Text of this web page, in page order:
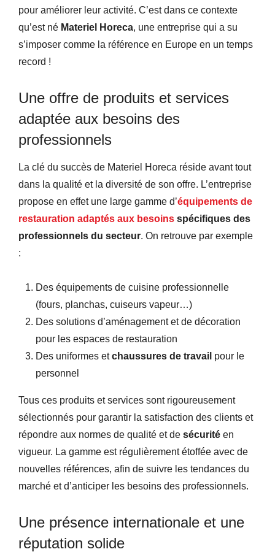
pour améliorer leur activité. C’est dans ce contexte
qu’est né Materiel Horeca, une entreprise qui a su
s’imposer comme la référence en Europe en un temps
record !
Une offre de produits et services
adaptée aux besoins des
professionnels
La clé du succès de Materiel Horeca réside avant tout
dans la qualité et la diversité de son offre. L’entreprise
propose en effet une large gamme d’équipements de
restauration adaptés aux besoins spécifiques des
professionnels du secteur. On retrouve par exemple
:
Des équipements de cuisine professionnelle
(fours, planchas, cuiseurs vapeur…)
Des solutions d’aménagement et de décoration
pour les espaces de restauration
Des uniformes etchaussures de travail pour le
personnel
Tous ces produits et services sont rigoureusement
sélectionnés pour garantir la satisfaction des clients et
répondre aux normes de qualité et de sécurité en
vigueur. La gamme est régulièrement étoffée avec de
nouvelles références, afin de suivre les tendances du
marché et d’anticiper les besoins des professionnels.
Une présence internationale et une
réputation solide